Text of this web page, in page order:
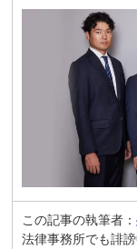
この記事の執筆者：
法律事務所でも誹